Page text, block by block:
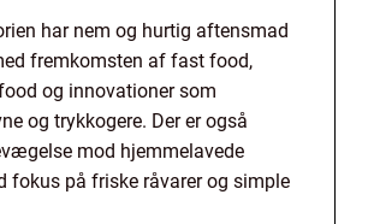
har nem og hurtig aftensmad
fremkomsten af fast food,
og innovationer som
og trykkogere. Der er også
mod hjemmelavede
fokus på friske råvarer og simple